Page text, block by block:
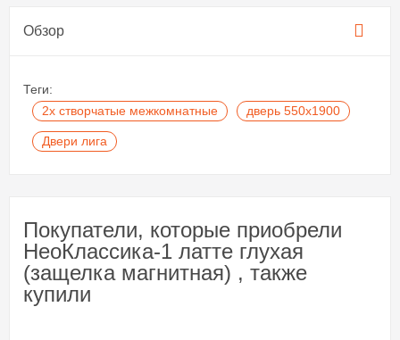
Обзор
Теги:
2х створчатые межкомнатные
дверь 550х1900
Двери лига
Покупатели, которые приобрели
НеоКлассика-1 латте глухая
(защелка магнитная) , также
купили